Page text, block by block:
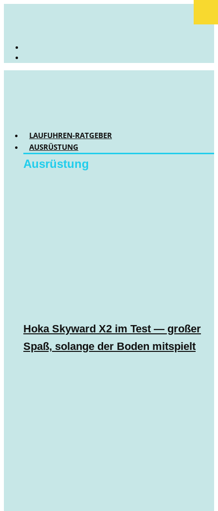
LAUFUHREN-RATGEBER
AUSRÜSTUNG
Ausrüstung
Hoka Skyward X2 im Test — großer
Spaß, solange der Boden mitspielt